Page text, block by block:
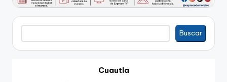
Buscar
Buscar
Cuautla